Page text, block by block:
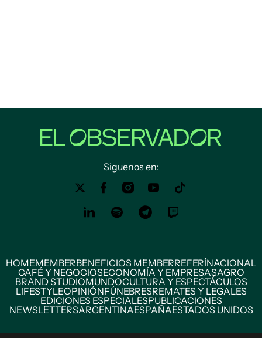
Siguenos en:
HOMEMEMBERBENEFICIOS MEMBERREFERÍNACIONAL
CAFÉ Y NEGOCIOSECONOMÍA Y EMPRESASAGRO
BRAND STUDIOMUNDOCULTURA Y ESPECTÁCULOS
LIFESTYLEOPINIÓNFÚNEBRESREMATES Y LEGALES
EDICIONES ESPECIALESPUBLICACIONES
NEWSLETTERSARGENTINAESPAÑAESTADOS UNIDOS